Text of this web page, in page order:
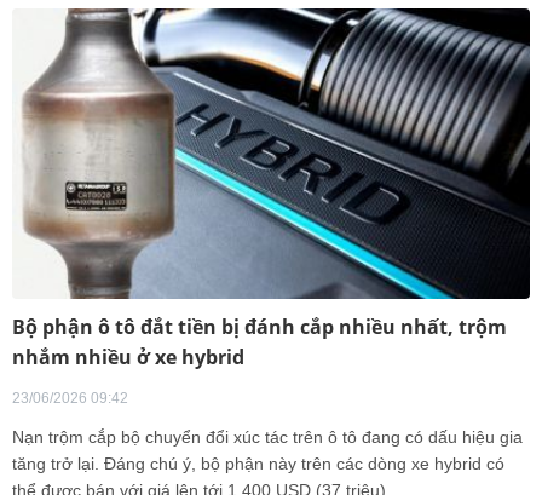
Bộ phận ô tô đắt tiền bị đánh cắp nhiều nhất, trộm
nhắm nhiều ở xe hybrid
23/06/2026 09:42
Nạn trộm cắp bộ chuyển đổi xúc tác trên ô tô đang có dấu hiệu gia
tăng trở lại. Đáng chú ý, bộ phận này trên các dòng xe hybrid có
thể được bán với giá lên tới 1.400 USD (37 triệu)